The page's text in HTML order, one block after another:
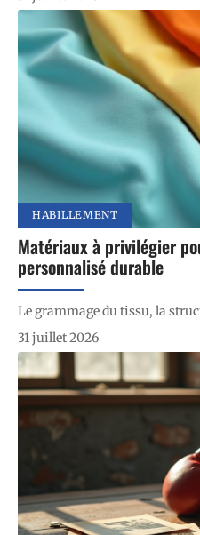
HABILLEMENT
Matériaux à privilégier
personnalisé durable
Le grammage du tissu, la
31 juillet 2026